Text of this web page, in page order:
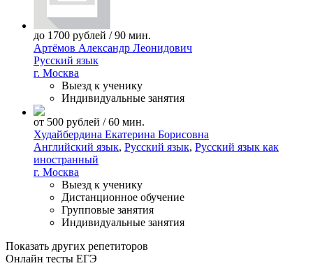
до 1700 рублей / 90 мин.
Артёмов Александр Леонидович
Русский язык
г. Москва
Выезд к ученику
Индивидуальные занятия
от 500 рублей / 60 мин.
Худайбердина Екатерина Борисовна
Английский язык, Русский язык, Русский язык как
иностранный
г. Москва
Выезд к ученику
Дистанционное обучение
Групповые занятия
Индивидуальные занятия
Показать других репетиторов
Онлайн тесты ЕГЭ